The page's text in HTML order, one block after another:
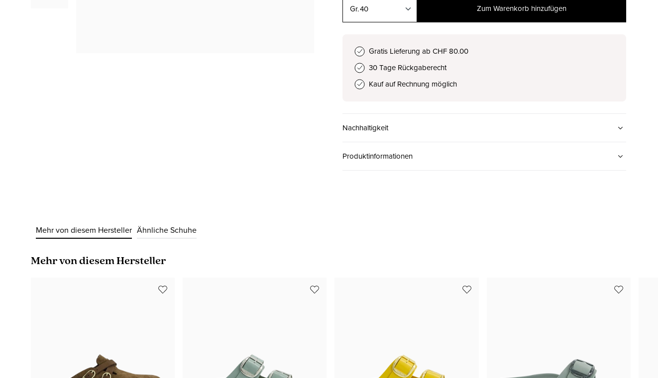
40
37 CHF 150.00
Zum Warenkorb hinzufügen
Gratis Lieferung ab CHF 80.00
30 Tage Rückgaberecht
Kauf auf Rechnung möglich
Nachhaltigkeit
Produktinformationen
Mehr von diesem Hersteller Ähnliche Schuhe
Produktgalerie überspringen
Mehr von diesem Hersteller